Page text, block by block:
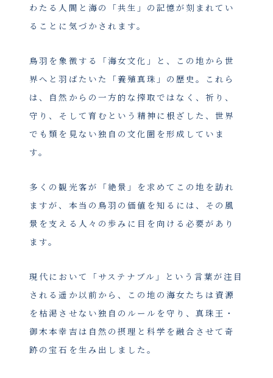
わたる人間と海の「共生」の記憶が刻まれてい
ることに気づかされます。
鳥羽を象徴する「海女文化」と、この地から世
界へと羽ばたいた「養殖真珠」の歴史。これら
は、自然からの一方的な搾取ではなく、祈り、
守り、そして育むという精神に根ざした、世界
でも類を見ない独自の文化圏を形成していま
す。
多くの観光客が「絶景」を求めてこの地を訪れ
ますが、本当の鳥羽の価値を知るには、その風
景を支える人々の歩みに目を向ける必要があり
ます。
現代において「サステナブル」という言葉が注目
される遥か以前から、この地の海女たちは資源
を枯渇させない独自のルールを守り、真珠王・
御木本幸吉は自然の摂理と科学を融合させて奇
跡の宝石を生み出しました。